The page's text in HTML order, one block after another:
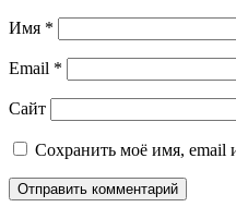
Имя *
Email *
Сайт
Сохранить моё имя, email